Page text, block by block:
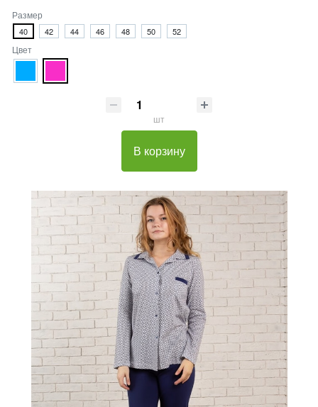
Размер
40 42 44 46 48 50 52
Цвет
шт
В корзину